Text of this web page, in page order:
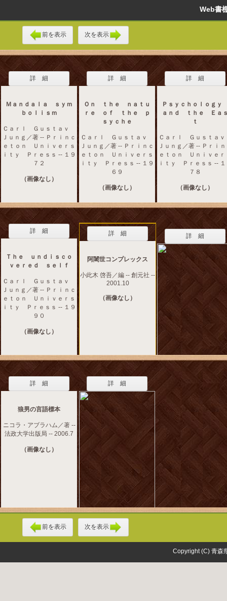
Web
前を表示 次を表示
詳 細
Ｍａｎｄａｌａ ｓｙｍ
ｂｏｌｉｓｍ
Ｃａｒｌ Ｇｕｓｔａｖ
Ｊｕｎｇ／著 -- Ｐｒｉｎｃ
ｅｔｏｎ Ｕｎｉｖｅｒｓ
ｉｔｙ Ｐｒｅｓｓ -- １９
７２
（画像なし）
詳 細
Ｏｎ ｔｈｅ ｎａｔｕ
ｒｅ ｏｆ ｔｈｅ ｐ
ｓｙｃｈｅ
Ｃａｒｌ Ｇｕｓｔａｖ
Ｊｕｎｇ／著 -- Ｐｒｉｎｃ
ｅｔｏｎ Ｕｎｉｖｅｒｓ
ｉｔｙ Ｐｒｅｓｓ -- １９
６９
（画像なし）
詳 細
Ｐｓｙｃｈｏｌｏｇ
ａｎｄ ｔｈｅ Ｅａ
ｔ
Ｃａｒｌ Ｇｕｓｔａ
Ｊｕｎｇ／著 -- Ｐｒｉ
ｅｔｏｎ Ｕｎｉｖｅｒ
ｉｔｙ Ｐｒｅｓｓ -- １
７８
（画像なし）
詳 細
Ｔｈｅ ｕｎｄｉｓｃｏ
ｖｅｒｅｄ ｓｅｌｆ
Ｃａｒｌ Ｇｕｓｔａｖ
Ｊｕｎｇ／著 -- Ｐｒｉｎｃ
ｅｔｏｎ Ｕｎｉｖｅｒｓ
ｉｔｙ Ｐｒｅｓｓ -- １９
９０
（画像なし）
詳 細
阿闍世コンプレックス
小此木 啓吾／編 -- 創元社 --
2001.10
（画像なし）
詳 細
詳 細
狼男の言語標本
ニコラ・アブラハム／著 --
法政大学出版局 -- 2006.7
（画像なし）
詳 細
前を表示 次を表示
Copyright (C) 青森